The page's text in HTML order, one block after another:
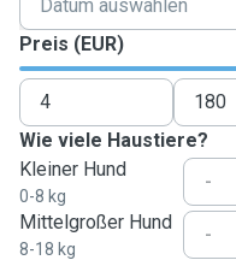
Preis (EUR)
Wie viele Haustiere?
Kleiner Hund
0-8 kg
-
Mittelgroßer Hund
8-18 kg
-